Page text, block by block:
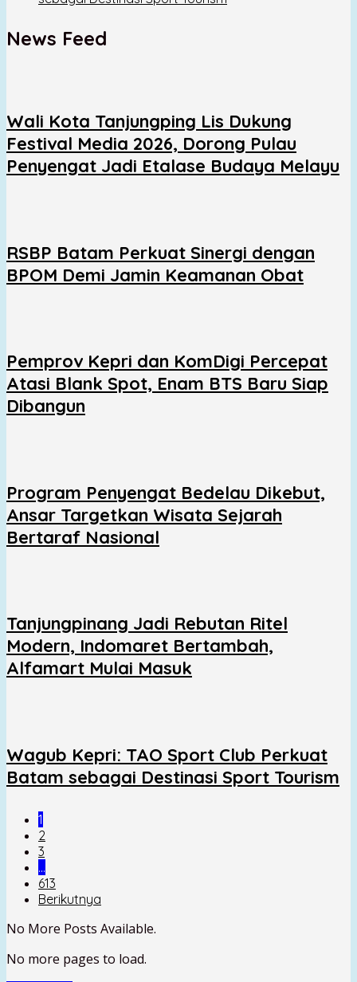
News Feed
Wali Kota Tanjungping Lis Dukung
Festival Media 2026, Dorong Pulau
Penyengat Jadi Etalase Budaya Melayu
RSBP Batam Perkuat Sinergi dengan
BPOM Demi Jamin Keamanan Obat
Pemprov Kepri dan KomDigi Percepat
Atasi Blank Spot, Enam BTS Baru Siap
Dibangun
Program Penyengat Bedelau Dikebut,
Ansar Targetkan Wisata Sejarah
Bertaraf Nasional
Tanjungpinang Jadi Rebutan Ritel
Modern, Indomaret Bertambah,
Alfamart Mulai Masuk
Wagub Kepri: TAO Sport Club Perkuat
Batam sebagai Destinasi Sport Tourism
1
2
3
…
613
Berikutnya
No More Posts Available.
No more pages to load.